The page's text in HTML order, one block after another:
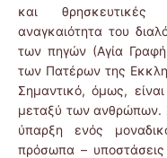
και θρησκευτικές
αναγκαιότητα του
των πηγών (Αγία
των Πατέρων της
Σημαντικό, όμως,
μεταξύ των ανθρώπων.
ύπαρξη ενός
πρόσωπα –